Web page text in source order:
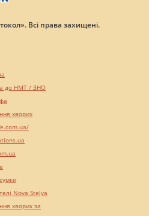
Всі права захищені.
до НМТ / ЗНО
хворих
Nova Stelya
хворих за